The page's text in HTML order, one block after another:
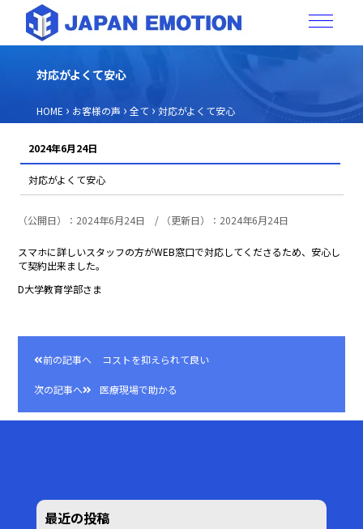
対応がよくて安心
HOME › お客様の声 › 全て › 対応がよくて安心
2024年6月24日
対応がよくて安心
（公開日）：2024年6月24日 / （更新日）：2024年6月24日
スマホに詳しいスタッフの方がWEB窓口で対応してくださるため、安心し
て契約出来ました。
D大学教育学部さま
稿
ナ
ョ
前の記事へ コストを抑えられて良い
次の記事へ 医療現場で助かる
最近の投稿